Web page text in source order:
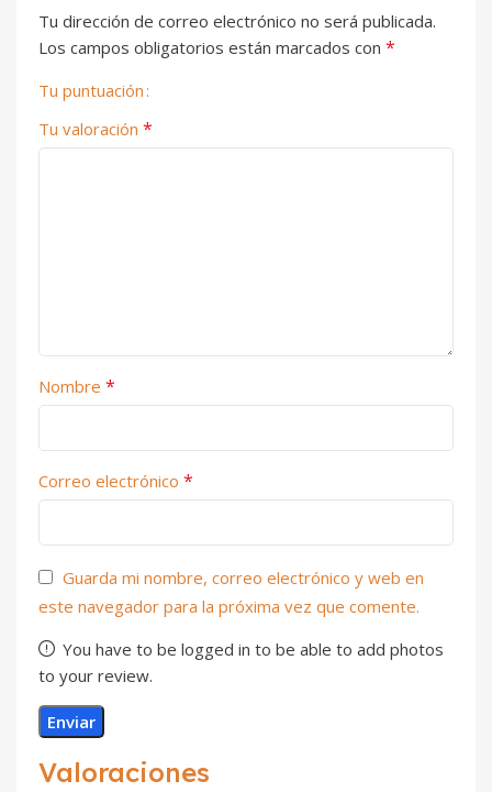
Valoraciones
Tu dirección de correo electrónico no será publicada.
Los campos obligatorios están marcados con *
Tu puntuación
Tu valoración *
Nombre *
Correo electrónico *
Guarda mi nombre, correo electrónico y web en
este navegador para la próxima vez que comente.
You have to be logged in to be able to add photos
to your review.